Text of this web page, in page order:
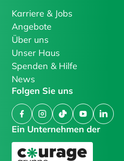
Ein Unternehmen der
Karriere & Jobs
Angebote
Über uns
Unser Haus
Spenden & Hilfe
News
Folgen Sie uns
FacebookInstagram
TikTokYouTubeLinkedIn